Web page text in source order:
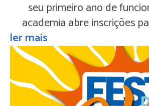
seu primeiro ano de
academia abre inscrições
ler mais